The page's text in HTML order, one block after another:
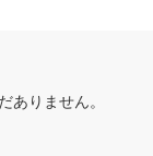
ありません。